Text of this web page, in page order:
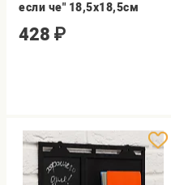
если че" 18,5х18,5см
428 ₽